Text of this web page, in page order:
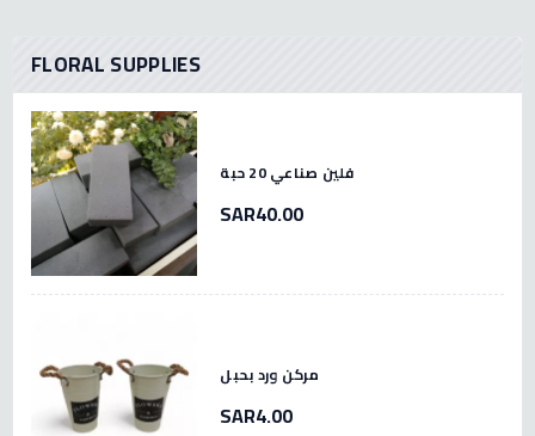
FLORAL SUPPLIES
فلين صناعي 20 حبة
SAR40.00
مركن ورد بحبل
SAR4.00